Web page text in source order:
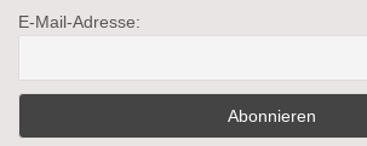
E-Mail-Adresse: